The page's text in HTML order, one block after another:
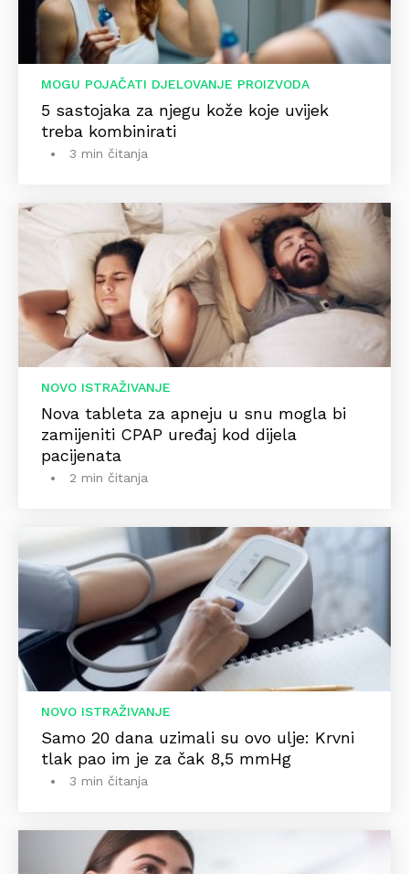
MOGU POJAČATI DJELOVANJE PROIZVODA
5 sastojaka za njegu kože koje uvijek
treba kombinirati
3 min čitanja
NOVO ISTRAŽIVANJE
Nova tableta za apneju u snu mogla bi
zamijeniti CPAP uređaj kod dijela
pacijenata
2 min čitanja
NOVO ISTRAŽIVANJE
Samo 20 dana uzimali su ovo ulje: Krvni
tlak pao im je za čak 8,5 mmHg
3 min čitanja